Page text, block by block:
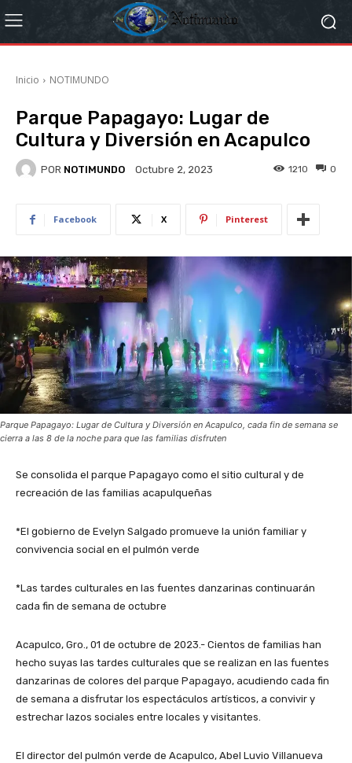
Inicio NOTIMUNDO
Parque Papagayo: Lugar de
Cultura y Diversión en Acapulco
POR NOTIMUNDO Octubre 2, 2023 0
1210
Facebook X Pinterest
Parque Papagayo: Lugar de Cultura y Diversión en Acapulco, cada fin de semana se
cierra a las 8 de la noche para que las familias disfruten
Se consolida el parque Papagayo como el sitio cultural y de
recreación de las familias acapulqueñas
*El gobierno de Evelyn Salgado promueve la unión familiar y
convivencia social en el pulmón verde
*Las tardes culturales en las fuentes danzarinas continuarán
cada fin de semana de octubre
Acapulco, Gro., 01 de octubre de 2023.- Cientos de familias han
hecho suyas las tardes culturales que se realizan en las fuentes
danzarinas de colores del parque Papagayo, acudiendo cada fin
de semana a disfrutar los espectáculos artísticos, a convivir y
estrechar lazos sociales entre locales y visitantes.
El director del pulmón verde de Acapulco, Abel Luvio Villanueva